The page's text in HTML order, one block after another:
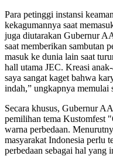
Para petinggi instansi
kekagumannya saat
juga diutarakan Gubernur
saat memberikan sambutan
masuk ke dunia lain saat
hall utama JEC. Kreasi
saya sangat kaget bahwa
indah,” ungkapnya memulai
Secara khusus, Gubernur
pemilihan tema Kustomfest
warna perbedaan.
masyarakat Indonesia perlu
perbedaan sebagai hal yang